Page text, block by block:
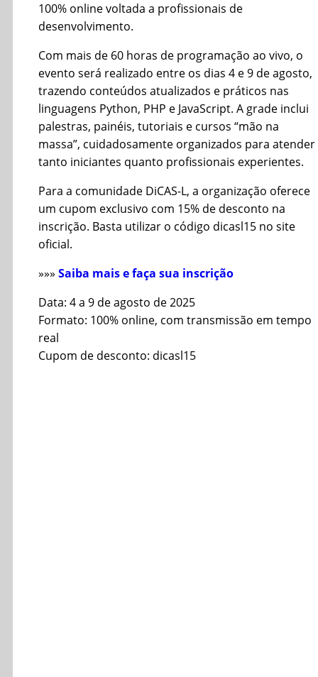
100% online voltada a profissionais de
desenvolvimento.
Com mais de 60 horas de programação ao vivo, o
evento será realizado entre os dias 4 e 9 de agosto,
trazendo conteúdos atualizados e práticos nas
linguagens Python, PHP e JavaScript. A grade inclui
palestras, painéis, tutoriais e cursos “mão na
massa”, cuidadosamente organizados para atender
tanto iniciantes quanto profissionais experientes.
Para a comunidade DiCAS-L, a organização oferece
um cupom exclusivo com 15% de desconto na
inscrição. Basta utilizar o código dicasl15 no site
oficial.
»»» Saiba mais e faça sua inscrição
Data: 4 a 9 de agosto de 2025
Formato: 100% online, com transmissão em tempo
real
Cupom de desconto: dicasl15